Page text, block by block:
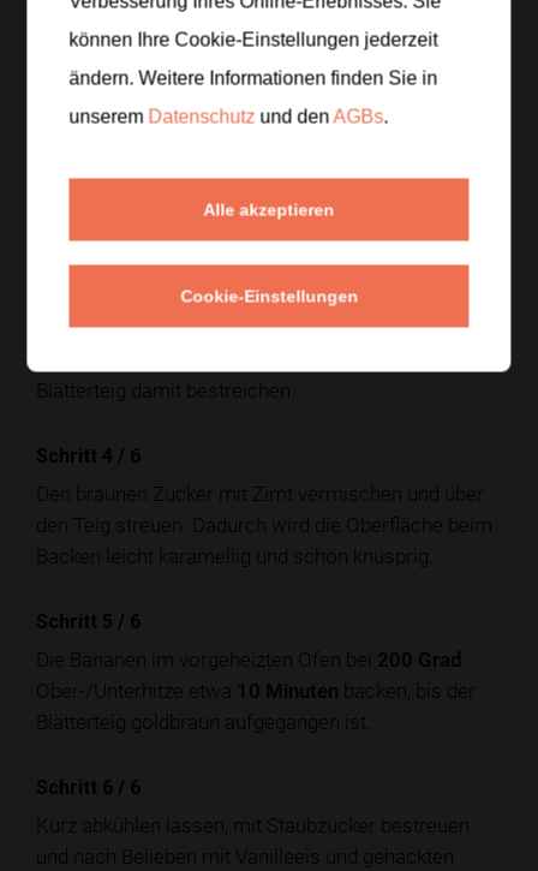
die Öffnung streichen.
Schritt 2/6
Den Blätterteig ausrollen und in lange Streifen
eingeschlossen sind.
Die umwickelten Bananen auf ein mit Backpapier
Blätterteig damit bestreichen.
Schritt 4 / 6
Den braunen Zucker mit Zimt vermischen und über
den Teig streuen. Dadurch wird die Oberfläche beim
Backen leicht karamellig und schön knusprig.
Schritt 5 / 6
Die Bananen im vorgeheizten Ofen bei 200 Grad
Ober-/Unterhitze etwa 10 Minuten backen, bis der
Blätterteig goldbraun aufgegangen ist.
Schritt 6 / 6
Kurz abkühlen lassen, mit Staubzucker bestreuen
und nach Belieben mit Vanilleeis und gehackten
können Ihre Cookie-Einstellungen jederzeit
ändern. Weitere Informationen finden Sie in
unserem Datenschutz und denAGBs.
Alle akzeptieren
Cookie-Einstellungen